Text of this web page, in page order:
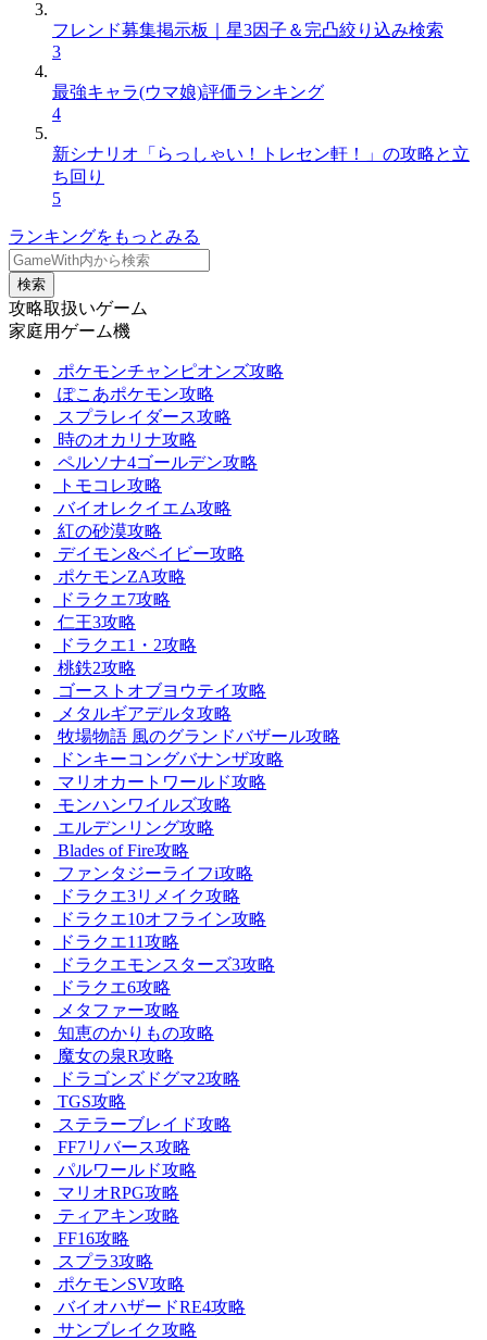
フレンド募集掲示板｜星3因子＆完凸絞り込み検索
3
最強キャラ(ウマ娘)評価ランキング
4
新シナリオ「らっしゃい！トレセン軒！」の攻略と立
ち回り
5
ランキングをもっとみる
検索
攻略取扱いゲーム
家庭用ゲーム機
ポケモンチャンピオンズ攻略
ぽこあポケモン攻略
スプラレイダース攻略
時のオカリナ攻略
ペルソナ4ゴールデン攻略
トモコレ攻略
バイオレクイエム攻略
紅の砂漠攻略
デイモン&ベイビー攻略
ポケモンZA攻略
ドラクエ7攻略
仁王3攻略
ドラクエ1・2攻略
桃鉄2攻略
ゴーストオブヨウテイ攻略
メタルギアデルタ攻略
牧場物語 風のグランドバザール攻略
ドンキーコングバナンザ攻略
マリオカートワールド攻略
モンハンワイルズ攻略
エルデンリング攻略
Blades of Fire攻略
ファンタジーライフi攻略
ドラクエ3リメイク攻略
ドラクエ10オフライン攻略
ドラクエ11攻略
ドラクエモンスターズ3攻略
ドラクエ6攻略
メタファー攻略
知恵のかりもの攻略
魔女の泉R攻略
ドラゴンズドグマ2攻略
TGS攻略
ステラーブレイド攻略
FF7リバース攻略
パルワールド攻略
マリオRPG攻略
ティアキン攻略
FF16攻略
スプラ3攻略
ポケモンSV攻略
バイオハザードRE4攻略
サンブレイク攻略